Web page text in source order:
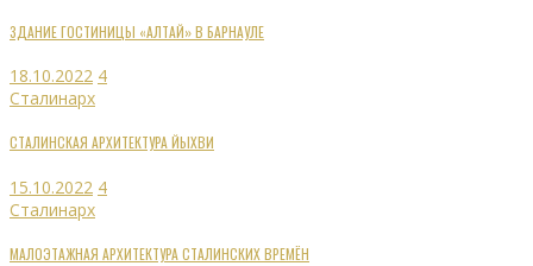
ЗДАНИЕ ГОСТИНИЦЫ «АЛТАЙ» В БАРНАУЛЕ
18.10.2022 4
Сталинарх
СТАЛИНСКАЯ АРХИТЕКТУРА ЙЫХВИ
15.10.2022 4
Сталинарх
МАЛОЭТАЖНАЯ АРХИТЕКТУРА СТАЛИНСКИХ ВРЕМЁН